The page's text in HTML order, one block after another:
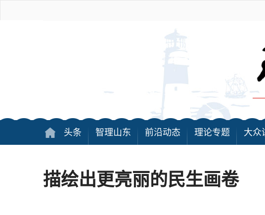
头条 智理山东 前沿动态 理论专题 大众
描绘出更亮丽的民生画卷